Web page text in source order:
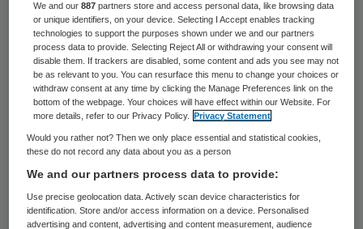
gesloten jeugdzorg te maken hebben
gehad. Het gaat dan onder meer
om langdurige isolatie, mishandeling,
vernedering en misbruik.
Het gaat ook om jongeren die in een
justitiële inrichting hebben gezeten zonder
veroordeling en om de zogeheten ZIKOS:
Zeer intensieve kortdurende observatie en
We and our887 partners store and access personal data, like browsing data
or unique identifiers, on your device. Selecting I Accept enables tracking
technologies to support the purposes shown under we and our partners
process data to provide. Selecting Reject All or withdrawing your consent will
disable them. If trackers are disabled, some content and ads you see may not
be as relevant to you. You can resurface this menu to change your choices or
withdraw consent at any time by clicking the Manage Preferences link on the
bottom of the webpage. Your choices will have effect within our Website. For
more details, refer to our Privacy Policy.
Privacy Statement
Would you rather not? Then we only place essential and statistical cookies,
these do not record any data about you as a person
We and our partners process data to provide:
Use precise geolocation data. Actively scan device characteristics for
identification. Store and/or access information on a device. Personalised
advertising and content, advertising and content measurement, audience